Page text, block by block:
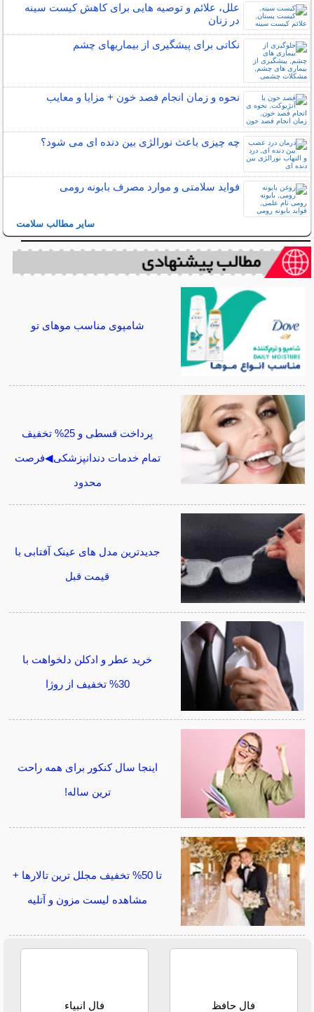
علل، علائم و توصیه هایی برای کاهش کیست سینه
در زنان
نکاتی برای پیشگیری از بیماریهای چشم
نحوه و زمان انجام فصد خون + مزایا و معایب
چه چیزی باعث نورالژی بین دنده ای می شود؟
فواید سلامتی و موارد مصرف بابونه رومی
سایر مطالب سلامت
شامپوی مناسب موهای تو
پرداخت قسطی و 25% تخفیف
تمام خدمات دندانپزشکی◀فرصت
محدود
جدیدترین مدل های عینک آفتابی با
قیمت قبل
خرید عطر و ادکلن دلخواهت با
30% تخفیف از روژا
اینجا سال کنکور برای همه راحت
ترین ساله!
تا 50% تخفیف مجلل ترین تالارها +
مشاهده لیست مزون و آتلیه
فال حافظ فال انبیاء